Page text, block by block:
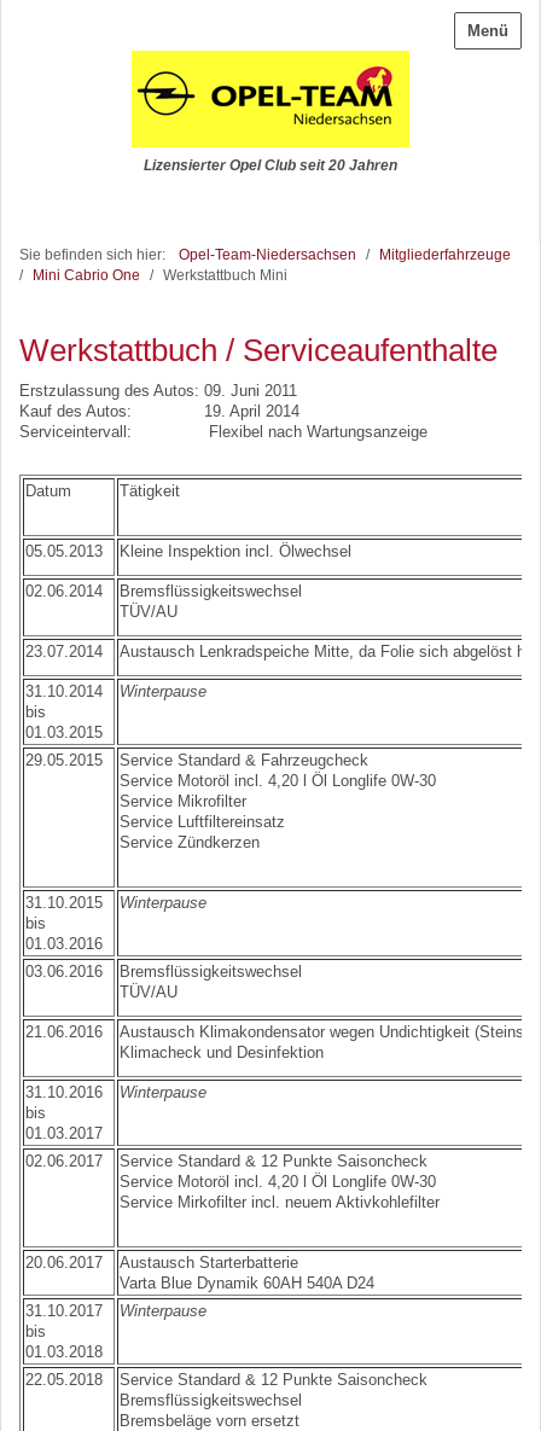
Menü
Lizensierter Opel Club seit 20 Jahren
Sie befinden sich hier: Opel-Team-Niedersachsen /
Mitgliederfahrzeuge
/
Mini Cabrio One / Werkstattbuch Mini
Werkstattbuch / Serviceaufenthalte
Erstzulassung des Autos: 09. Juni 2011
Kauf des Autos: 19. April 2014
Serviceintervall: Flexibel nach Wartungsanzeige
Datum Tätigkeit
05.05.2013 Kleine Inspektion incl. Ölwechsel
02.06.2014
Bremsflüssigkeitswechsel
TÜV/AU
23.07.2014 Austausch Lenkradspeiche Mitte, da Folie sich abgelöst hat
31.10.2014
bis
01.03.2015
Winterpause
29.05.2015
Service Standard & Fahrzeugcheck
Service Motoröl incl. 4,20 l Öl Longlife 0W-30
Service Mikrofilter
Service Luftfiltereinsatz
Service Zündkerzen
31.10.2015
bis
01.03.2016
Winterpause
03.06.2016
Bremsflüssigkeitswechsel
TÜV/AU
21.06.2016
Austausch Klimakondensator wegen Undichtigkeit
Klimacheck und Desinfektion
31.10.2016
bis
01.03.2017
Winterpause
02.06.2017
Service Standard & 12 Punkte Saisoncheck
Service Motoröl incl. 4,20 l Öl Longlife 0W-30
Service Mirkofilter incl. neuem Aktivkohlefilter
20.06.2017
Austausch Starterbatterie
Varta Blue Dynamik 60AH 540A D24
31.10.2017
bis
01.03.2018
Winterpause
22.05.2018
Service Standard & 12 Punkte Saisoncheck
Bremsflüssigkeitswechsel
Bremsbeläge vorn ersetzt